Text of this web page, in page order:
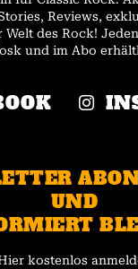
Reviews,
Welt des Rock!
und im Abo
UND
kostenlos